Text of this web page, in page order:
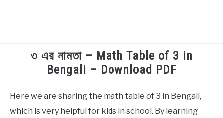
TECHNOLOGY
BIOGRAPHY
৩ এর নামতা – Math Table of 3 in
Bengali – Download PDF
in
Educational
Here we are sharing the math table of 3 in Bengali,
which is very helpful for kids in school. By learning